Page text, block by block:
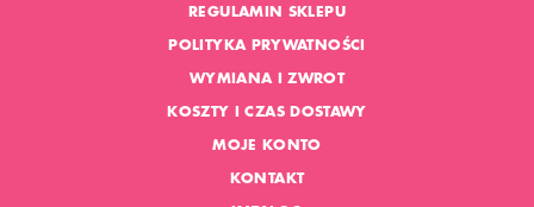
REGULAMIN SKLEPU
POLITYKA PRYWATNOŚCI
WYMIANA I ZWROT
KOSZTY I CZAS DOSTAWY
MOJE KONTO
KONTAKT